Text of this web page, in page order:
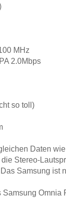
MHz
2.0Mbps
so toll)
Daten
Stereo-
Samsung ist
Omnia